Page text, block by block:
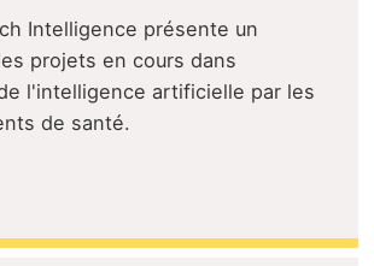
Intelligence présente un
projets en cours dans
l'intelligence artificielle par les
de santé.